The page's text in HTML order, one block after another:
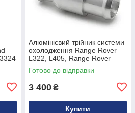
Алюмінієвий трійник системи
охолодження Range Rover
L322, L405, Range Rover
Sport L494 3.0 V6, 4.4 V8
LR022718
Готово до відправки
3 400 ₴
Купити